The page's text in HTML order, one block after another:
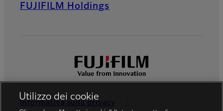
FUJIFILM Holdings
Informativa sulla privacy
Utilizzo dei cookie